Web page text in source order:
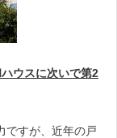
ウスに次いで第2
ですが、近年の戸